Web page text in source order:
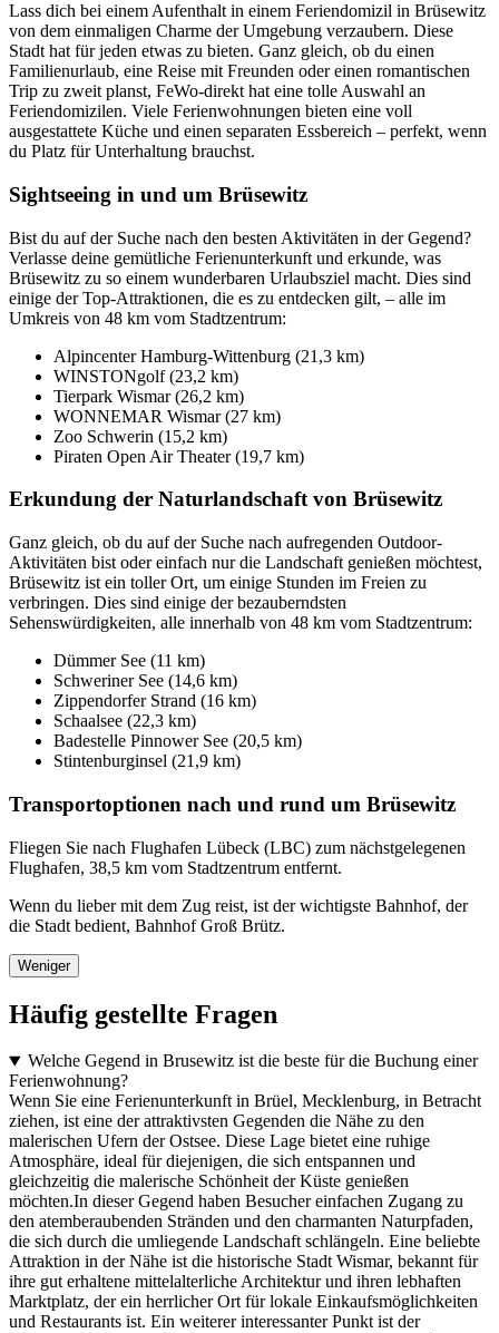
Lass dich bei einem Aufenthalt in einem Feriendomizil in Brüsewitz
von dem einmaligen Charme der Umgebung verzaubern. Diese
Stadt hat für jeden etwas zu bieten. Ganz gleich, ob du einen
Familienurlaub, eine Reise mit Freunden oder einen romantischen
Trip zu zweit planst, FeWo-direkt hat eine tolle Auswahl an
Feriendomizilen. Viele Ferienwohnungen bieten eine voll
ausgestattete Küche und einen separaten Essbereich – perfekt, wenn
du Platz für Unterhaltung brauchst.
Sightseeing in und um Brüsewitz
Bist du auf der Suche nach den besten Aktivitäten in der Gegend?
Verlasse deine gemütliche Ferienunterkunft und erkunde, was
Brüsewitz zu so einem wunderbaren Urlaubsziel macht. Dies sind
einige der Top-Attraktionen, die es zu entdecken gilt, – alle im
Umkreis von 48 km vom Stadtzentrum:
Alpincenter Hamburg-Wittenburg (21,3 km)
WINSTONgolf (23,2 km)
Tierpark Wismar (26,2 km)
WONNEMAR Wismar (27 km)
Zoo Schwerin (15,2 km)
Piraten Open Air Theater (19,7 km)
Erkundung der Naturlandschaft von Brüsewitz
Ganz gleich, ob du auf der Suche nach aufregenden Outdoor-
Aktivitäten bist oder einfach nur die Landschaft genießen möchtest,
Brüsewitz ist ein toller Ort, um einige Stunden im Freien zu
verbringen. Dies sind einige der bezauberndsten
Sehenswürdigkeiten, alle innerhalb von 48 km vom Stadtzentrum:
Dümmer See (11 km)
Schweriner See (14,6 km)
Zippendorfer Strand (16 km)
Schaalsee (22,3 km)
Badestelle Pinnower See (20,5 km)
Stintenburginsel (21,9 km)
Transportoptionen nach und rund um Brüsewitz
Fliegen Sie nach Flughafen Lübeck (LBC) zum nächstgelegenen
Flughafen, 38,5 km vom Stadtzentrum entfernt.
Wenn du lieber mit dem Zug reist, ist der wichtigste Bahnhof, der
die Stadt bedient, Bahnhof Groß Brütz.
Weniger
Häufig gestellte Fragen
Welche Gegend in Brusewitz ist die beste für die Buchung einer
Ferienwohnung?
Wenn Sie eine Ferienunterkunft in Brüel, Mecklenburg, in Betracht
ziehen, ist eine der attraktivsten Gegenden die Nähe zu den
malerischen Ufern der Ostsee. Diese Lage bietet eine ruhige
Atmosphäre, ideal für diejenigen, die sich entspannen und
gleichzeitig die malerische Schönheit der Küste genießen
möchten.In dieser Gegend haben Besucher einfachen Zugang zu
den atemberaubenden Stränden und den charmanten Naturpfaden,
die sich durch die umliegende Landschaft schlängeln. Eine beliebte
Attraktion in der Nähe ist die historische Stadt Wismar, bekannt für
ihre gut erhaltene mittelalterliche Architektur und ihren lebhaften
Marktplatz, der ein herrlicher Ort für lokale Einkaufsmöglichkeiten
und Restaurants ist. Ein weiterer interessanter Punkt ist der